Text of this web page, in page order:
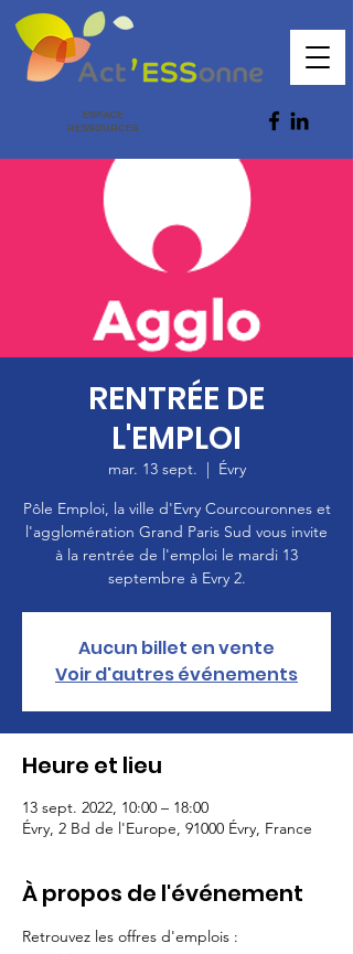
ESPACE
RESSOURCES
RENTRÉE DE
L'EMPLOI
mar. 13 sept.
  |
Évry
Pôle Emploi, la ville d'Evry Courcouronnes et
l'agglomération Grand Paris Sud vous invite
à la rentrée de l'emploi le mardi 13
Aucun billet en vente
Voir d'autres événements
Heure et lieu
13 sept. 2022, 10:00 – 18:00
Évry, 2 Bd de l'Europe, 91000 Évry, France
À propos de l'événement
Retrouvez les offres d'emplois :